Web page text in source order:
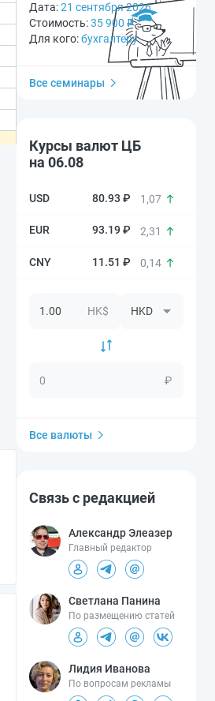
Дата:21 сентября 2026
Стоимость:35 900 ₽
Для кого:бухгалтеру
Все семинары
Курсы валют ЦБ
на 06.08
80.93 ₽ 1,07
93.19 ₽ 2,31
11.51 ₽ 0,14
HK$
₽
Все валюты
Связь с редакцией
Александр Элеазер
Главный редактор
Светлана Панина
По размещению статей
Лидия Иванова
По вопросам рекламы